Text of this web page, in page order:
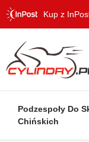
Kup z
Podzespoły Do
Chińskich